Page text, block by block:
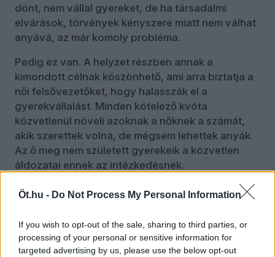
Öt.hu - Do Not Process My Personal Information
If you wish to opt-out of the sale, sharing to third parties, or
processing of your personal or sensitive information for
targeted advertising by us, please use the below opt-out
dönt, nem vállal gyereket, de ha társadalmi
elvárások, törvények kényszere miatt nem válhat
anyává, az már komoly probléma.
Pedig ez van. A helyzet részben annak a
kimondott célnak köszönhető, ami arra biztatja a
női felsővezetőket, hogy halasszák el a
gyerekvállalást. Minden kötelező kvóta
közvetlenül növeli azoknak a nőknek a számát,
akik szerettek volna, de mégsem lehettek anyák.
Az ő meg nem született gyerekeik a közvetlen
áldozatai ennek az intézkedésnek.
Van azonban még ennél is rosszabb
iránymutatás. Akadnak, akik kimondottan
leszbikus kapcsolatokat ajánlanak a női
felsővezetőknek, mert szerintük egy férfi partner
könnyen a karrier útjába állhat.